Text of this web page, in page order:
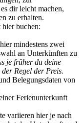
dir leicht machen,
zu erhalten.
buchen:
mindestens zwei
an Unterkünften zu
je früher du deine
Regel der Preis.
Belegungsdaten von
Ferienunterkunft
variieren hier je nach